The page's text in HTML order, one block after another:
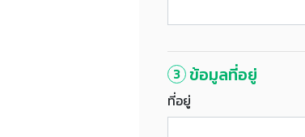
3 ข้อมูลที่อยู่
ที่อยู่